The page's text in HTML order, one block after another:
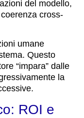
del modello,
cross-
umane
Questo
“impara” dalle
la
ROI e